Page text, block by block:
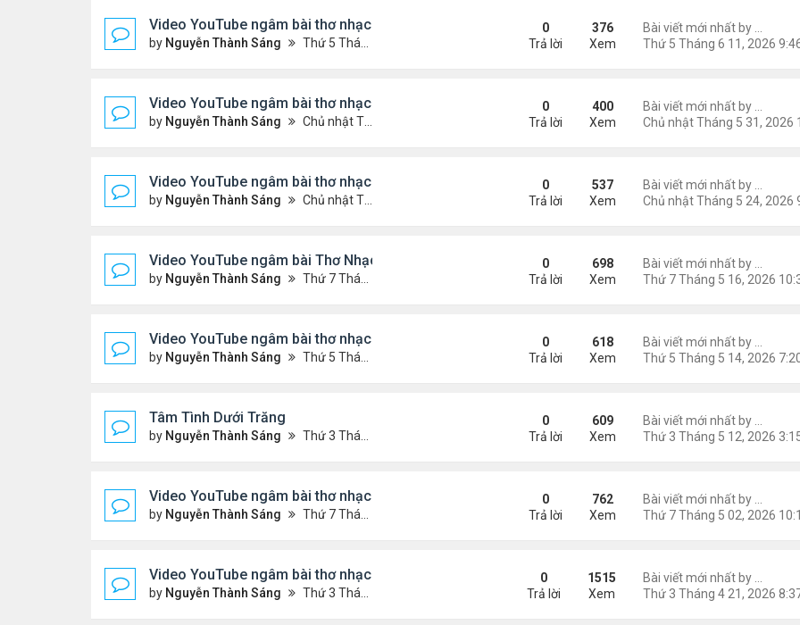
Video YouTube ngâm bài thơ nhạc lục bát "Chập Chùng Hư Không" - Kiều Trang
by Nguyễn Thành Sáng Thứ 5 Tháng 6 11, 2026 9:46 pm
0
Trả lời
376
Xem
Video YouTube ngâm bài thơ nhạc lục bát "Chiếc Bóng Hoàng Hôn"
by Nguyễn Thành Sáng Chủ nhật Tháng 5 31, 2026 10:05 pm
0
Trả lời
400
Xem
Video YouTube ngâm bài thơ nhạc lục bát "Thổn Thức Tiếng Lòng"
by Nguyễn Thành Sáng Chủ nhật Tháng 5 24, 2026 9:50 pm
0
Trả lời
537
Xem
Video YouTube ngâm bài Thơ Nhạc Lục Bát "Để Hồn Thơ Mãi Bóng Người Tôi Thương"
by Nguyễn Thành Sáng Thứ 7 Tháng 5 16, 2026 10:35 pm
0
Trả lời
698
Xem
Video YouTube ngâm bài thơ nhạc lục bát "Em Đi Còn Ai Để Cho Tôi"
by Nguyễn Thành Sáng Thứ 5 Tháng 5 14, 2026 7:20 pm
0
Trả lời
618
Xem
Tâm Tình Dưới Trăng
by Nguyễn Thành Sáng Thứ 3 Tháng 5 12, 2026 3:15 am
0
Trả lời
609
Xem
Video YouTube ngâm bài thơ nhạc lục bát "Em Có Như Tôi"
by Nguyễn Thành Sáng Thứ 7 Tháng 5 02, 2026 10:15 pm
0
Trả lời
762
Xem
Video YouTube ngâm bài thơ nhạc lục bát "Nói Với Em - Nói Với Tôi "
by Nguyễn Thành Sáng Thứ 3 Tháng 4 21, 2026 8:37 pm
0
Trả lời
1515
Xem